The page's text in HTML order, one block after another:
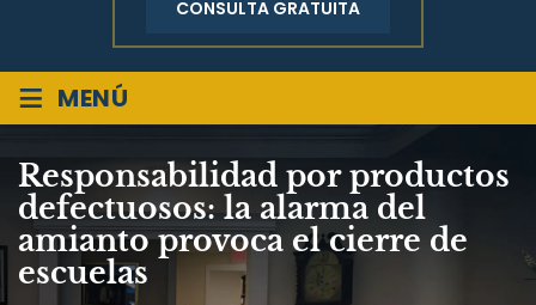
CONSULTA GRATUITA
≡ MENÚ
Responsabilidad por productos
defectuosos: la alarma del
amianto provoca el cierre de
escuelas